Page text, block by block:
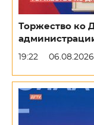
Торжество ко
19:22 06.08.2026